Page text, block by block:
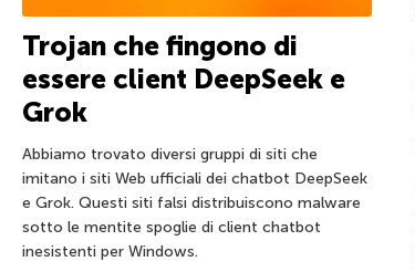
Trojan che fingono di
essere client DeepSeek e
Grok
Abbiamo trovato diversi gruppi di siti che
imitano i siti Web ufficiali dei chatbot DeepSeek
e Grok. Questi siti falsi distribuiscono malware
sotto le mentite spoglie di client chatbot
inesistenti per Windows.